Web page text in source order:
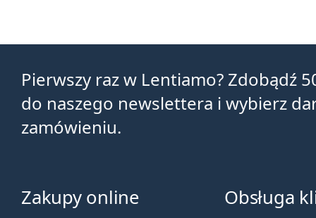
Pierwszy raz w Lentiamo? Zdobądź
do naszego newslettera i wybierz
zamówieniu.
Zakupy online Obsługa